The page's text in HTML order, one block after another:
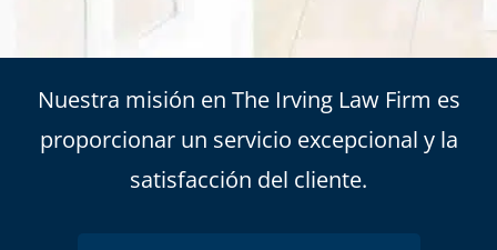
Nuestra misión en The Irving Law Firm es
proporcionar un servicio excepcional y la
satisfacción del cliente.